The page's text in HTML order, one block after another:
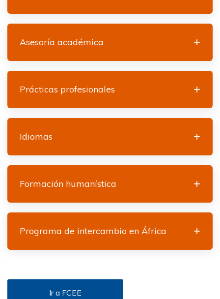
Asesoría académica
Prácticas profesionales
Idiomas
Formación humanística
Programa de intercambio en África
Ir a FCEE